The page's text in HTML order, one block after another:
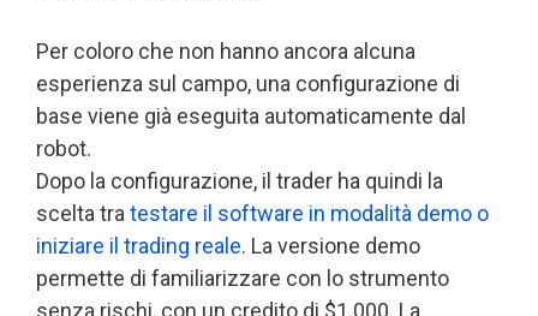
Per coloro che non hanno ancora alcuna
esperienza sul campo, una configurazione di
base viene già eseguita automaticamente dal
robot.
Dopo la configurazione, il trader ha quindi la
scelta tra testare il software in modalità demo o
iniziare il trading reale. La versione demo
permette di familiarizzare con lo strumento
senza rischi, con un credito di $1.000. La